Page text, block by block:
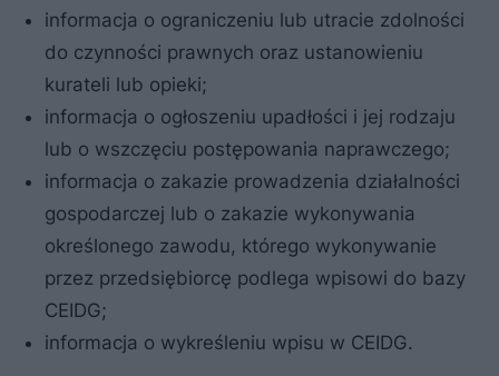
informacja o ograniczeniu lub utracie zdolności
do czynności prawnych oraz ustanowieniu
kurateli lub opieki;
informacja o ogłoszeniu upadłości i jej rodzaju
lub o wszczęciu postępowania naprawczego;
informacja o zakazie prowadzenia działalności
gospodarczej lub o zakazie wykonywania
określonego zawodu, którego wykonywanie
przez przedsiębiorcę podlega wpisowi do bazy
CEIDG;
informacja o wykreśleniu wpisu w CEIDG.